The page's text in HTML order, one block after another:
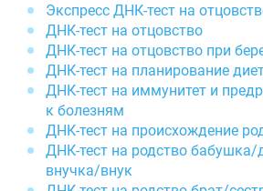
Экспресс ДНК-тест на
ДНК-тест на отцовство
ДНК-тест на отцовство при
ДНК-тест на планирование
ДНК-тест на иммунитет и
к болезням
ДНК-тест на происхождение
ДНК-тест на родство
внучка/внук